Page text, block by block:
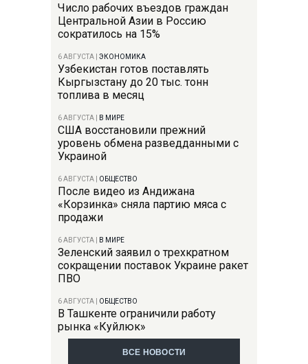
Число рабочих въездов граждан
Центральной Азии в Россию
сократилось на 15%
6 АВГУСТА ЭКОНОМИКА
Узбекистан готов поставлять
Кыргызстану до 20 тыс. тонн
топлива в месяц
6 АВГУСТА В МИРЕ
США восстановили прежний
уровень обмена разведданными с
Украиной
6 АВГУСТА ОБЩЕСТВО
После видео из Андижана
«Корзинка» сняла партию мяса с
продажи
6 АВГУСТА В МИРЕ
Зеленский заявил о трехкратном
сокращении поставок Украине ракет
ПВО
6 АВГУСТА ОБЩЕСТВО
В Ташкенте ограничили работу
рынка «Куйлюк»
ВСЕ НОВОСТИ